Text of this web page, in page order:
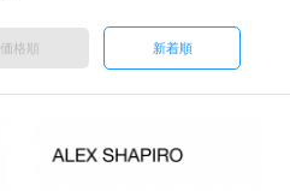
価格順 新着順